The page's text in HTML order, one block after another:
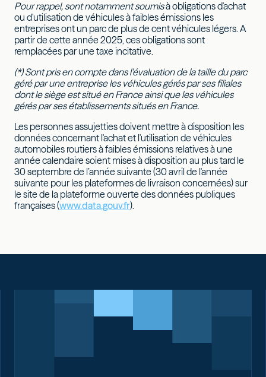
Pour rappel, sont notamment soumisà obligations d'achat
ou d'utilisation de véhicules à faibles émissions les
entreprises ont un parc de plus de cent véhicules légers. A
partir de cette année 2025, ces obligations sont
remplacées par une taxe incitative.
(*) Sont pris en compte dans l’évaluation de la taille du parc
géré par une entreprise les véhicules gérés par ses filiales
dont le siège est situé en France ainsi que les véhicules
gérés par ses établissements situés en France.
Les personnes assujetties doivent mettre à disposition les
données concernant l'achat et l'utilisation de véhicules
automobiles routiers à faibles émissions relatives à une
année calendaire soient mises à disposition au plus tard le
30 septembre de l’année suivante (30 avril de l'année
suivante pour les plateformes de livraison concernées) sur
le site de la plateforme ouverte des données publiques
françaises (www.data.gouv.fr).